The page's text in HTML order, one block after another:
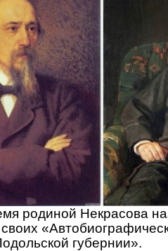
родиной Некрасова
губернии».